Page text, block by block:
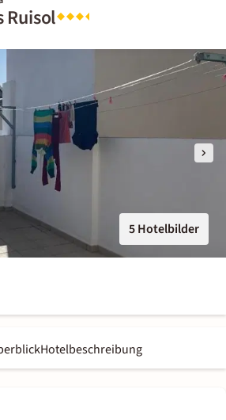
Ruisol
5 Hotelbilder
Hotelbeschreibung